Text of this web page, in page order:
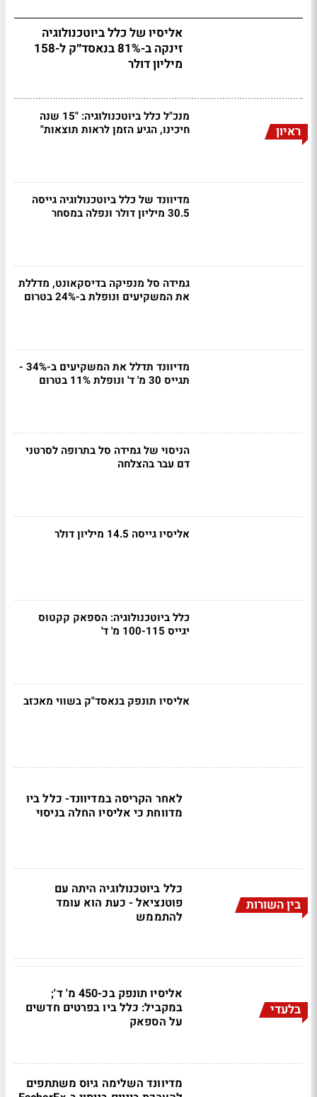
אליסיו של כלל ביוטכנולוגיה
זינקה ב-81% בנאסד״ק ל-158
מיליון דולר
ראיון
מנכ"ל כלל ביוטכנולוגיה: "15 שנה
חיכינו, הגיע הזמן לראות תוצאות"
מדיוונד של כלל ביוטכנולוגיה גייסה
30.5 מיליון דולר ונפלה במסחר
גמידה סל מנפיקה בדיסקאונט, מדללת
את המשקיעים ונופלת ב-24% בטרום
מדיוונד תדלל את המשקיעים ב-34% -
תגייס 30 מ' ד' ונופלת 11% בטרום
הניסוי של גמידה סל בתרופה לסרטני
דם עבר בהצלחה
אליסיו גייסה 14.5 מיליון דולר
כלל ביוטכנולוגיה: הספאק קקטוס
יגייס 100-115 מ' ד'
אליסיו תונפק בנאסד"ק בשווי מאכזב
לאחר הקריסה במדיוונד- כלל ביו
מדווחת כי אליסיו החלה בניסוי
בין השורות
כלל ביוטכנולוגיה היתה עם
פוטנציאל - כעת הוא עומד
להתממש
בלעדי
אליסיו תונפק בכ-450 מ' ד';
במקביל: כלל ביו בפרטים חדשים
על הספאק
מדיוונד השלימה גיוס משתתפים